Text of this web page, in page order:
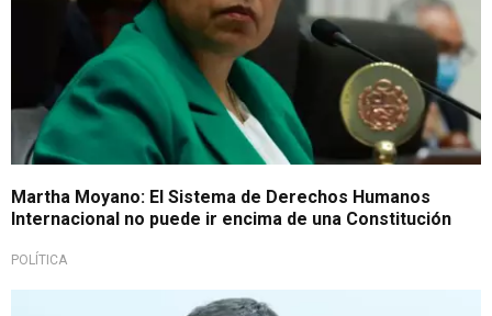
Martha Moyano: El Sistema de Derechos Humanos
Internacional no puede ir encima de una Constitución
POLÍTICA
Será interpelado este jueves 10